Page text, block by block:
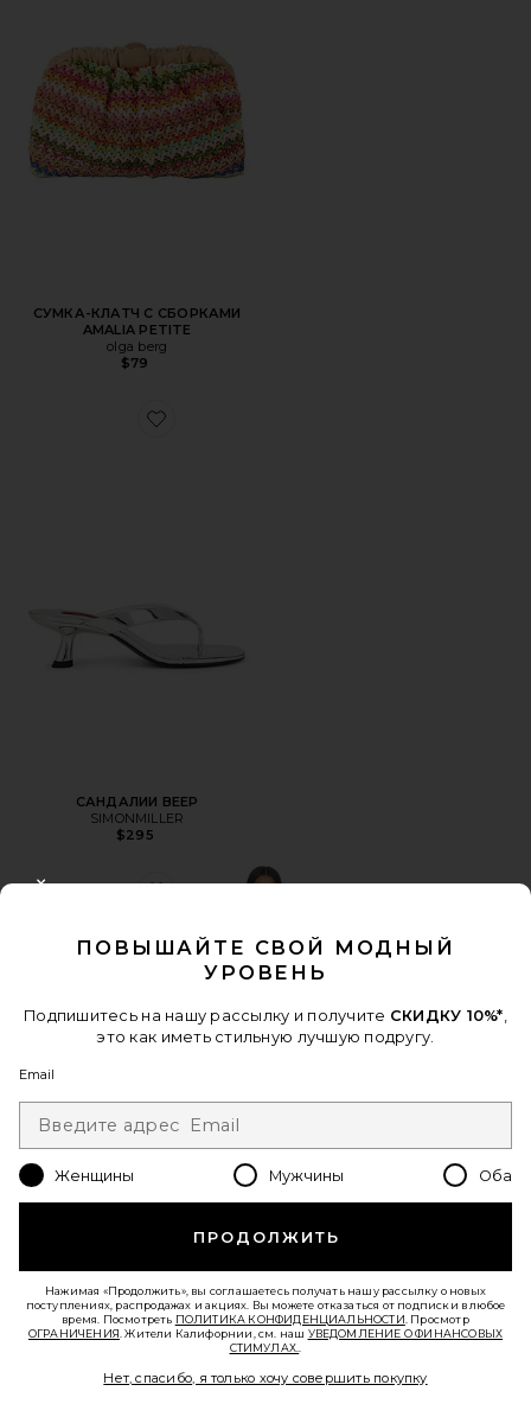
СУМКА-КЛАТЧ С СБОРКАМИ
AMALIA PETITE
olga berg
$79
Favorite САНДАЛИИ BEEP
САНДАЛИИ BEEP
SIMONMILLER
$295
В ТРЕНДЕ СЕЙЧАС!
ПЛАТЬЕ ANGELIC
LIONESS
$90
ПОВЫШАЙТЕ СВОЙ МОДНЫЙ
УРОВЕНЬ
Подпишитесь на нашу рассылку и получите СКИДКУ 10%*
это как иметь стильную лучшую подругу.
Email
Женщины Мужчины Оба
ПРОДОЛЖИТЬ
Нажимая «Продолжить», вы соглашаетесь получать нашу рассылку о новых
поступлениях, распродажах и акциях. Вы можете отказаться от подписки в любое
время. Посмотреть ПОЛИТИКА КОНФИДЕНЦИАЛЬНОСТИ . Просмотр
ОГРАНИЧЕНИЯ . Жители Калифорнии, см. наш УВЕДОМЛЕНИЕ О ФИНАНСОВЫХ
СТИМУЛАХ.
Нет, спасибо, я только хочу совершить покупку